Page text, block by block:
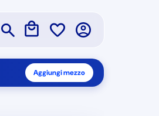
Aggiungi mezzo